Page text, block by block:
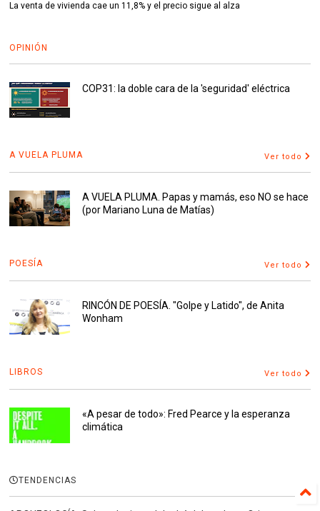
La venta de vivienda cae un 11,8% y el precio sigue al alza
OPINIÓN
COP31: la doble cara de la 'seguridad' eléctrica
A VUELA PLUMA Ver todo
A VUELA PLUMA. Papas y mamás, eso NO se hace
(por Mariano Luna de Matías)
POESÍA Ver todo
RINCÓN DE POESÍA. "Golpe y Latido", de Anita
Wonham
LIBROS Ver todo
«A pesar de todo»: Fred Pearce y la esperanza
climática
TENDENCIAS